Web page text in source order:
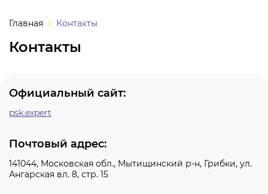
одежда
одежда
одежда
Главная Контакты
Контакты
Официальный сайт:
psk.expert
Почтовый адрес:
141044, Московская обл., Мытищинский р-н, Грибки, ул.
Ангарская вл. 8, стр. 15